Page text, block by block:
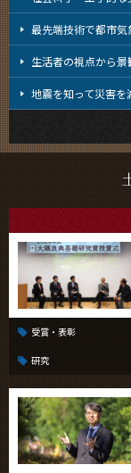
最先端技術で都市
生活者の視点から景
地震を知って災害を
受賞・表彰
研究
イベントカレン
Event Calendar